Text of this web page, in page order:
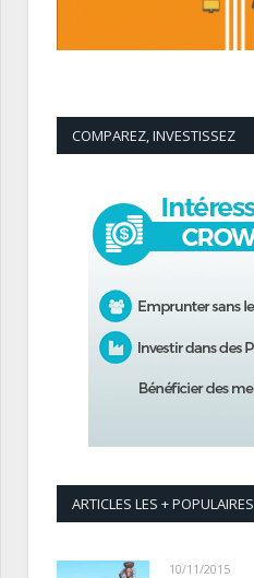
COMPAREZ, INVESTISSEZ
ARTICLES LES + POPULAIRES
10/11/2015